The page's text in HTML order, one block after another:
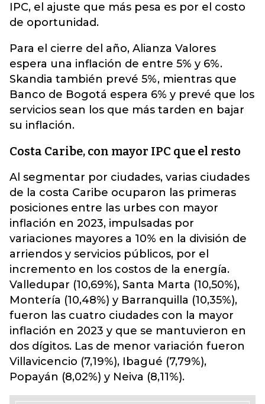
IPC, el ajuste que más pesa es por el costo
de oportunidad.
Para el cierre del año, Alianza Valores
espera una inflación de entre 5% y 6%.
Skandia también prevé 5%, mientras que
Banco de Bogotá espera 6% y prevé que los
servicios sean los que más tarden en bajar
su inflación.
Costa Caribe, con mayor IPC que el resto
Al segmentar por ciudades, varias ciudades
de la costa Caribe ocuparon las primeras
posiciones entre las urbes con mayor
inflación en 2023, impulsadas por
variaciones mayores a 10% en la división de
arriendos y servicios públicos, por el
incremento en los costos de la energía.
Valledupar (10,69%), Santa Marta (10,50%),
Montería (10,48%) y Barranquilla (10,35%),
fueron las cuatro ciudades con la mayor
inflación en 2023 y que se mantuvieron en
dos dígitos. Las de menor variación fueron
Villavicencio (7,19%), Ibagué (7,79%),
Popayán (8,02%) y Neiva (8,11%).